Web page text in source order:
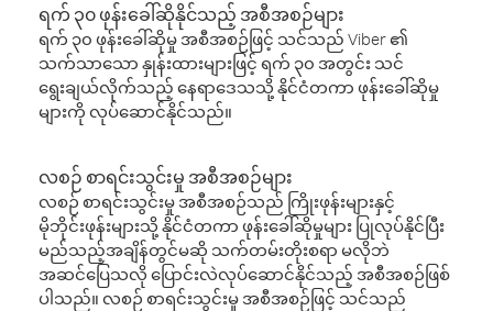
ရက် ၃၀ ဖုန်းခေါ်ဆိုနိုင်သည့် အစီအစဉ်များ
ရက် ၃၀ ဖုန်းခေါ်ဆိုမှု အစီအစဉ်ဖြင့် သင်သည် Viber ၏
သက်သာသော နှုန်းထားများဖြင့် ရက် ၃၀ အတွင်း သင်
ရွေးချယ်လိုက်သည့် နေရာဒေသသို့ နိုင်ငံတကာ ဖုန်းခေါ်ဆိုမှု
များကို လုပ်ဆောင်နိုင်သည်။
လစဉ် စာရင်းသွင်းမှု အစီအစဉ်များ
လစဉ် စာရင်းသွင်းမှု အစီအစဉ်သည် ကြိုးဖုန်းများနှင့်
မိုဘိုင်းဖုန်းများသို့ နိုင်ငံတကာ ဖုန်းခေါ်ဆိုမှုများ ပြုလုပ်နိုင်ပြီး
မည်သည့်အချိန်တွင်မဆို သက်တမ်းတိုးစရာ မလိုဘဲ
အဆင်ပြေသလို ပြောင်းလဲလုပ်ဆောင်နိုင်သည့် အစီအစဉ်ဖြစ်
ပါသည်။ လစဉ် စာရင်းသွင်းမှု အစီအစဉ်ဖြင့် သင်သည်